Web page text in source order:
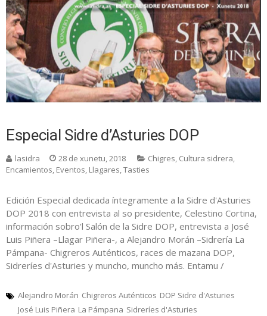
Especial Sidre d’Asturies DOP
lasidra 28 de xunetu, 2018 Chigres, Cultura sidrera,
Encamientos, Eventos, Llagares,Tasties
Edición Especial dedicada íntegramente a la Sidre d'Asturies
DOP 2018 con entrevista al so presidente, Celestino Cortina,
información sobro'l Salón de la Sidre DOP, entrevista a José
Luis Piñera –Llagar Piñera-, a Alejandro Morán –Sidrería La
Pámpana- Chigreros Auténticos, races de mazana DOP,
Sidreríes d'Asturies y muncho, muncho más. Entamu /
Alejandro Morán Chigreros Auténticos DOP Sidre d'Asturies
José Luis Piñera La Pámpana Sidreríes d'Asturies